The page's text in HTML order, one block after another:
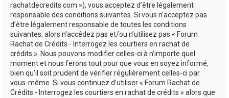
rachatdecredits.com »), vous acceptez d’être légalement
responsable des conditions suivantes. Si vous n’acceptez pas
d’être légalement responsable de toutes les conditions
suivantes, alors n’accédez pas et/ou n’utilisez pas « Forum
Rachat de Crédits - Interrogez les courtiers en rachat de
crédits ». Nous pouvons modifier celles-ci à n’importe quel
moment et nous ferons tout pour que vous en soyez informé,
bien qu’il soit prudent de vérifier régulièrement celles-ci par
vous-même. Si vous continuez d’utiliser « Forum Rachat de
Crédits - Interrogez les courtiers en rachat de crédits » alors que